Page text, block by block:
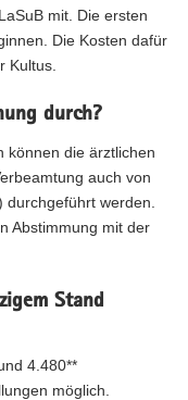
mit. Die ersten
Die Kosten dafür
Kultus.
durch?
können die ärztlichen
auch von
werden.
Abstimmung mit der
Stand
4.480**
möglich.